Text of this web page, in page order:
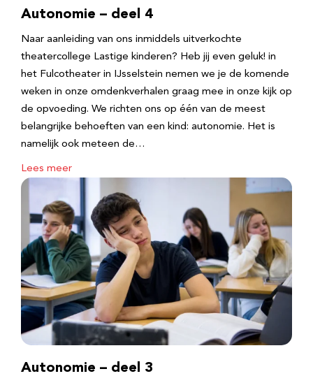
Autonomie – deel 4
Naar aanleiding van ons inmiddels uitverkochte
theatercollege Lastige kinderen? Heb jij even geluk! in
het Fulcotheater in IJsselstein nemen we je de komende
weken in onze omdenkverhalen graag mee in onze kijk op
de opvoeding. We richten ons op één van de meest
belangrijke behoeften van een kind: autonomie. Het is
namelijk ook meteen de…
Lees meer
Autonomie – deel 3